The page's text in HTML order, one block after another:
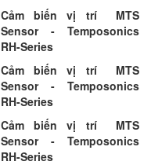
Cảm biến vị trí MTS
Sensor - Temposonics
RH-Series
Cảm biến vị trí MTS
Sensor - Temposonics
RH-Series
Cảm biến vị trí MTS
Sensor - Temposonics
RH-Series